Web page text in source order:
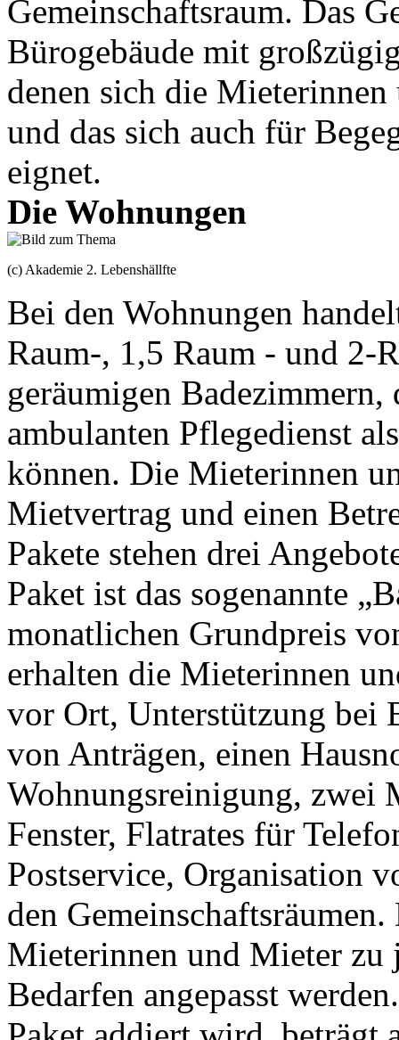
Gemeinschaftsraum. Das
Bürogebäude mit
denen sich die
und das sich auch für
eignet.
Die Wohnungen
(c) Akademie 2. Lebenshällfte
Bei den Wohnungen
Raum-, 1,5 Raum - und 2-
geräumigen
ambulanten Pflegedienst
können. Die Mieterinnen
Mietvertrag und einen
Pakete stehen drei
Paket ist das sogenannte
monatlichen Grundpreis
erhalten die Mieterinnen
vor Ort, Unterstützung bei
von Anträgen, einen
Wohnungsreinigung, zwei
Fenster, Flatrates für
Postservice, Organisation
den
Mieterinnen und Mieter zu
Bedarfen angepasst